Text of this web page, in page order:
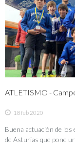
ATLETISMO -
18 feb 2020
Buena actuación de los
de Asturias que pone